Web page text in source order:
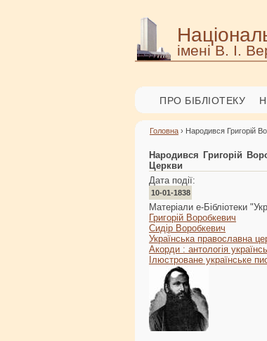
імені В. І.
ПРО БІБЛІОТЕКУ
Головна › Народився Григорій
Народився Григорій
Церкви
Дата події:
10-01-1838
Матеріали е-Бібліотеки
Григорій Воробкевич
Сидір Воробкевич
Українська православна
Акорди : антологія
Ілюстроване українське